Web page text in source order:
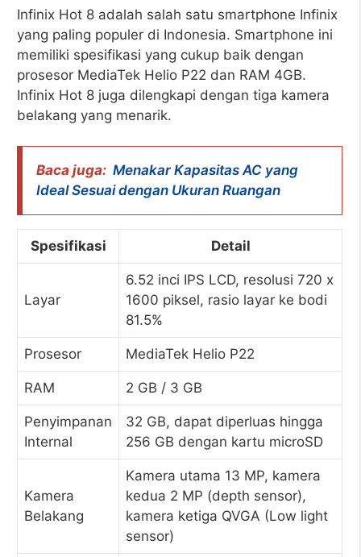
Infinix Hot 8 adalah salah satu smartphone Infinix
yang paling populer di Indonesia. Smartphone ini
memiliki spesifikasi yang cukup baik dengan
prosesor MediaTek Helio P22 dan RAM 4GB.
Infinix Hot 8 juga dilengkapi dengan tiga kamera
belakang yang menarik.
Baca juga: Menakar Kapasitas AC yang
Ideal Sesuai dengan Ukuran Ruangan
Spesifikasi Detail
Layar
6.52 inci IPS LCD, resolusi 720 x
1600 piksel, rasio layar ke bodi
81.5%
Prosesor MediaTek Helio P22
RAM 2 GB / 3 GB
Penyimpanan
Internal
32 GB, dapat diperluas hingga
256 GB dengan kartu microSD
Kamera
Belakang
Kamera utama 13 MP, kamera
kedua 2 MP (depth sensor),
kamera ketiga QVGA (Low light
sensor)